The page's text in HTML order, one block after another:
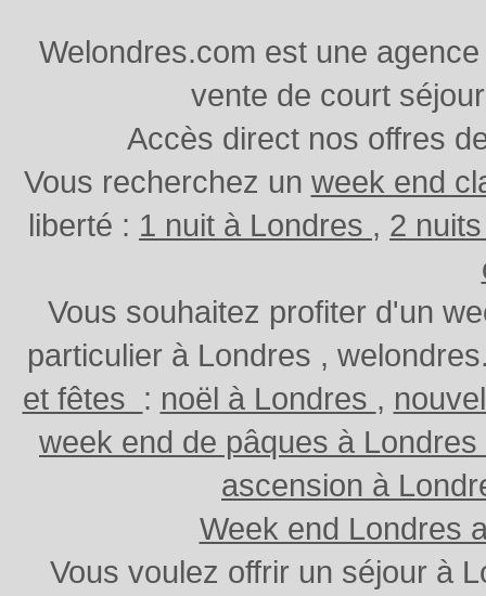
Welondres.com est une
vente de court
Accès direct nos offres
Vous recherchez un week end
liberté : 1 nuit à Londres , 2
Vous souhaitez profiter d'un
particulier à Londres ,
et fêtes : noël à Londres ,
week end de pâques à Londres
ascension à
Week end Londres
Vous voulez offrir un séjour à